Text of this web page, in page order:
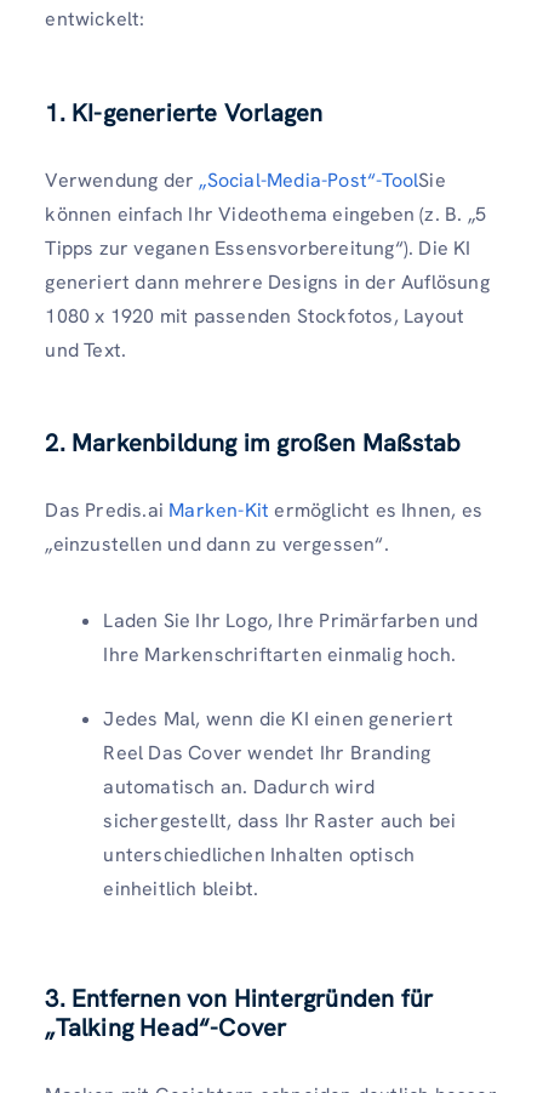
entwickelt:
1. KI-generierte Vorlagen
Verwendung der „Social-Media-Post“-ToolSie
können einfach Ihr Videothema eingeben (z. B. „5
Tipps zur veganen Essensvorbereitung“). Die KI
generiert dann mehrere Designs in der Auflösung
1080 x 1920 mit passenden Stockfotos, Layout
und Text.
2. Markenbildung im großen Maßstab
Das Predis.ai Marken-Kit ermöglicht es Ihnen, es
„einzustellen und dann zu vergessen“.
Laden Sie Ihr Logo, Ihre Primärfarben und
Ihre Markenschriftarten einmalig hoch.
Jedes Mal, wenn die KI einen generiert
Reel Das Cover wendet Ihr Branding
automatisch an. Dadurch wird
sichergestellt, dass Ihr Raster auch bei
unterschiedlichen Inhalten optisch
einheitlich bleibt.
3. Entfernen von Hintergründen für
„Talking Head“-Cover